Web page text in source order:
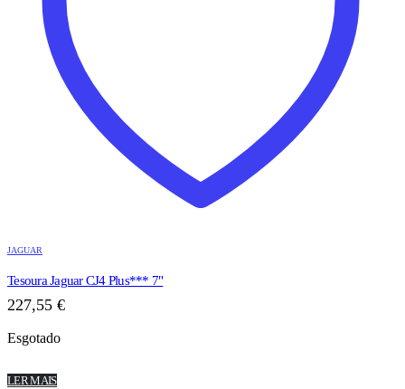
JAGUAR
Tesoura Jaguar CJ4 Plus*** 7"
227,55 €
Esgotado
LER MAIS